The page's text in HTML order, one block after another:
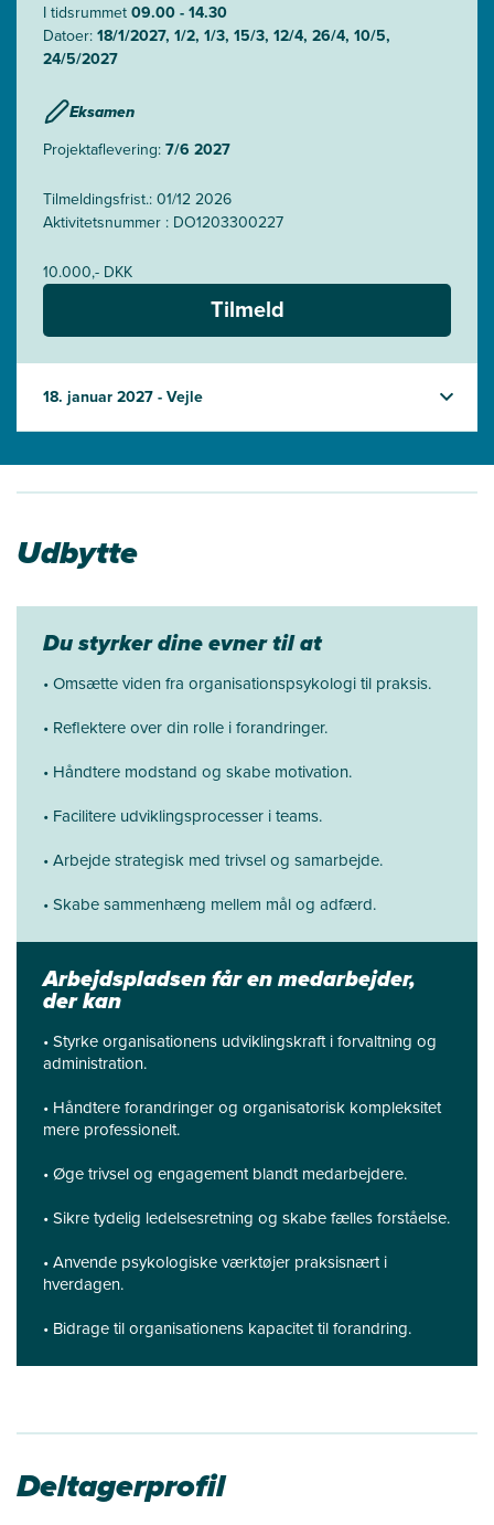
I tidsrummet09.00 - 14.30
Datoer:18/1/2027, 1/2, 1/3, 15/3, 12/4, 26/4, 10/5,
24/5/2027
Eksamen
Projektaflevering:7/6 2027
Tilmeldingsfrist.: 01/12 2026
Aktivitetsnummer : DO1203300227
10.000,- DKK
Tilmeld
18. januar 2027 - Vejle
Udbytte
Du styrker dine evner til at
• Omsætte viden fra organisationspsykologi til praksis.
• Reflektere over din rolle i forandringer.
• Håndtere modstand og skabe motivation.
• Facilitere udviklingsprocesser i teams.
• Arbejde strategisk med trivsel og samarbejde.
• Skabe sammenhæng mellem mål og adfærd.
Arbejdspladsen får en medarbejder,
der kan
• Styrke organisationens udviklingskraft i forvaltning og
administration.
• Håndtere forandringer og organisatorisk kompleksitet
mere professionelt.
• Øge trivsel og engagement blandt medarbejdere.
• Sikre tydelig ledelsesretning og skabe fælles forståelse.
• Anvende psykologiske værktøjer praksisnært i
hverdagen.
• Bidrage til organisationens kapacitet til forandring.
Deltagerprofil